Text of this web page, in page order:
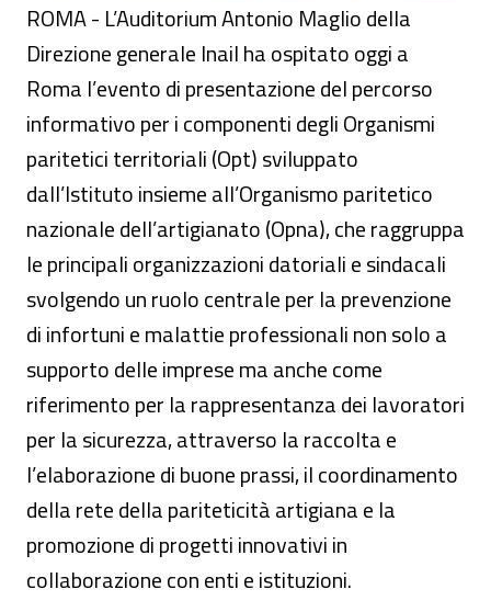
ROMA - L’Auditorium Antonio Maglio della
Direzione generale Inail ha ospitato oggi a
Roma l’evento di presentazione del percorso
informativo per i componenti degli Organismi
paritetici territoriali (Opt) sviluppato
dall’Istituto insieme all’Organismo paritetico
nazionale dell’artigianato (Opna), che raggruppa
le principali organizzazioni datoriali e sindacali
svolgendo un ruolo centrale per la prevenzione
di infortuni e malattie professionali non solo a
supporto delle imprese ma anche come
riferimento per la rappresentanza dei lavoratori
per la sicurezza, attraverso la raccolta e
l’elaborazione di buone prassi, il coordinamento
della rete della pariteticità artigiana e la
promozione di progetti innovativi in
collaborazione con enti e istituzioni.